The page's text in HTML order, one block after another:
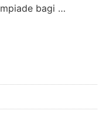
bagi …